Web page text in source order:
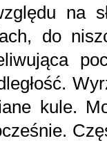
na
do
kule.